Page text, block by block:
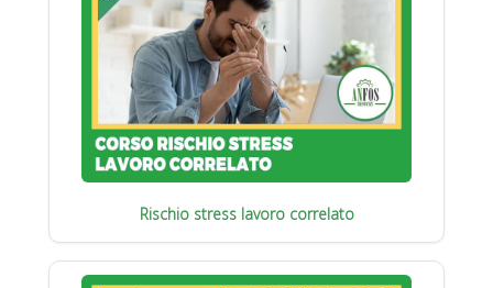
Rischio stress lavoro correlato